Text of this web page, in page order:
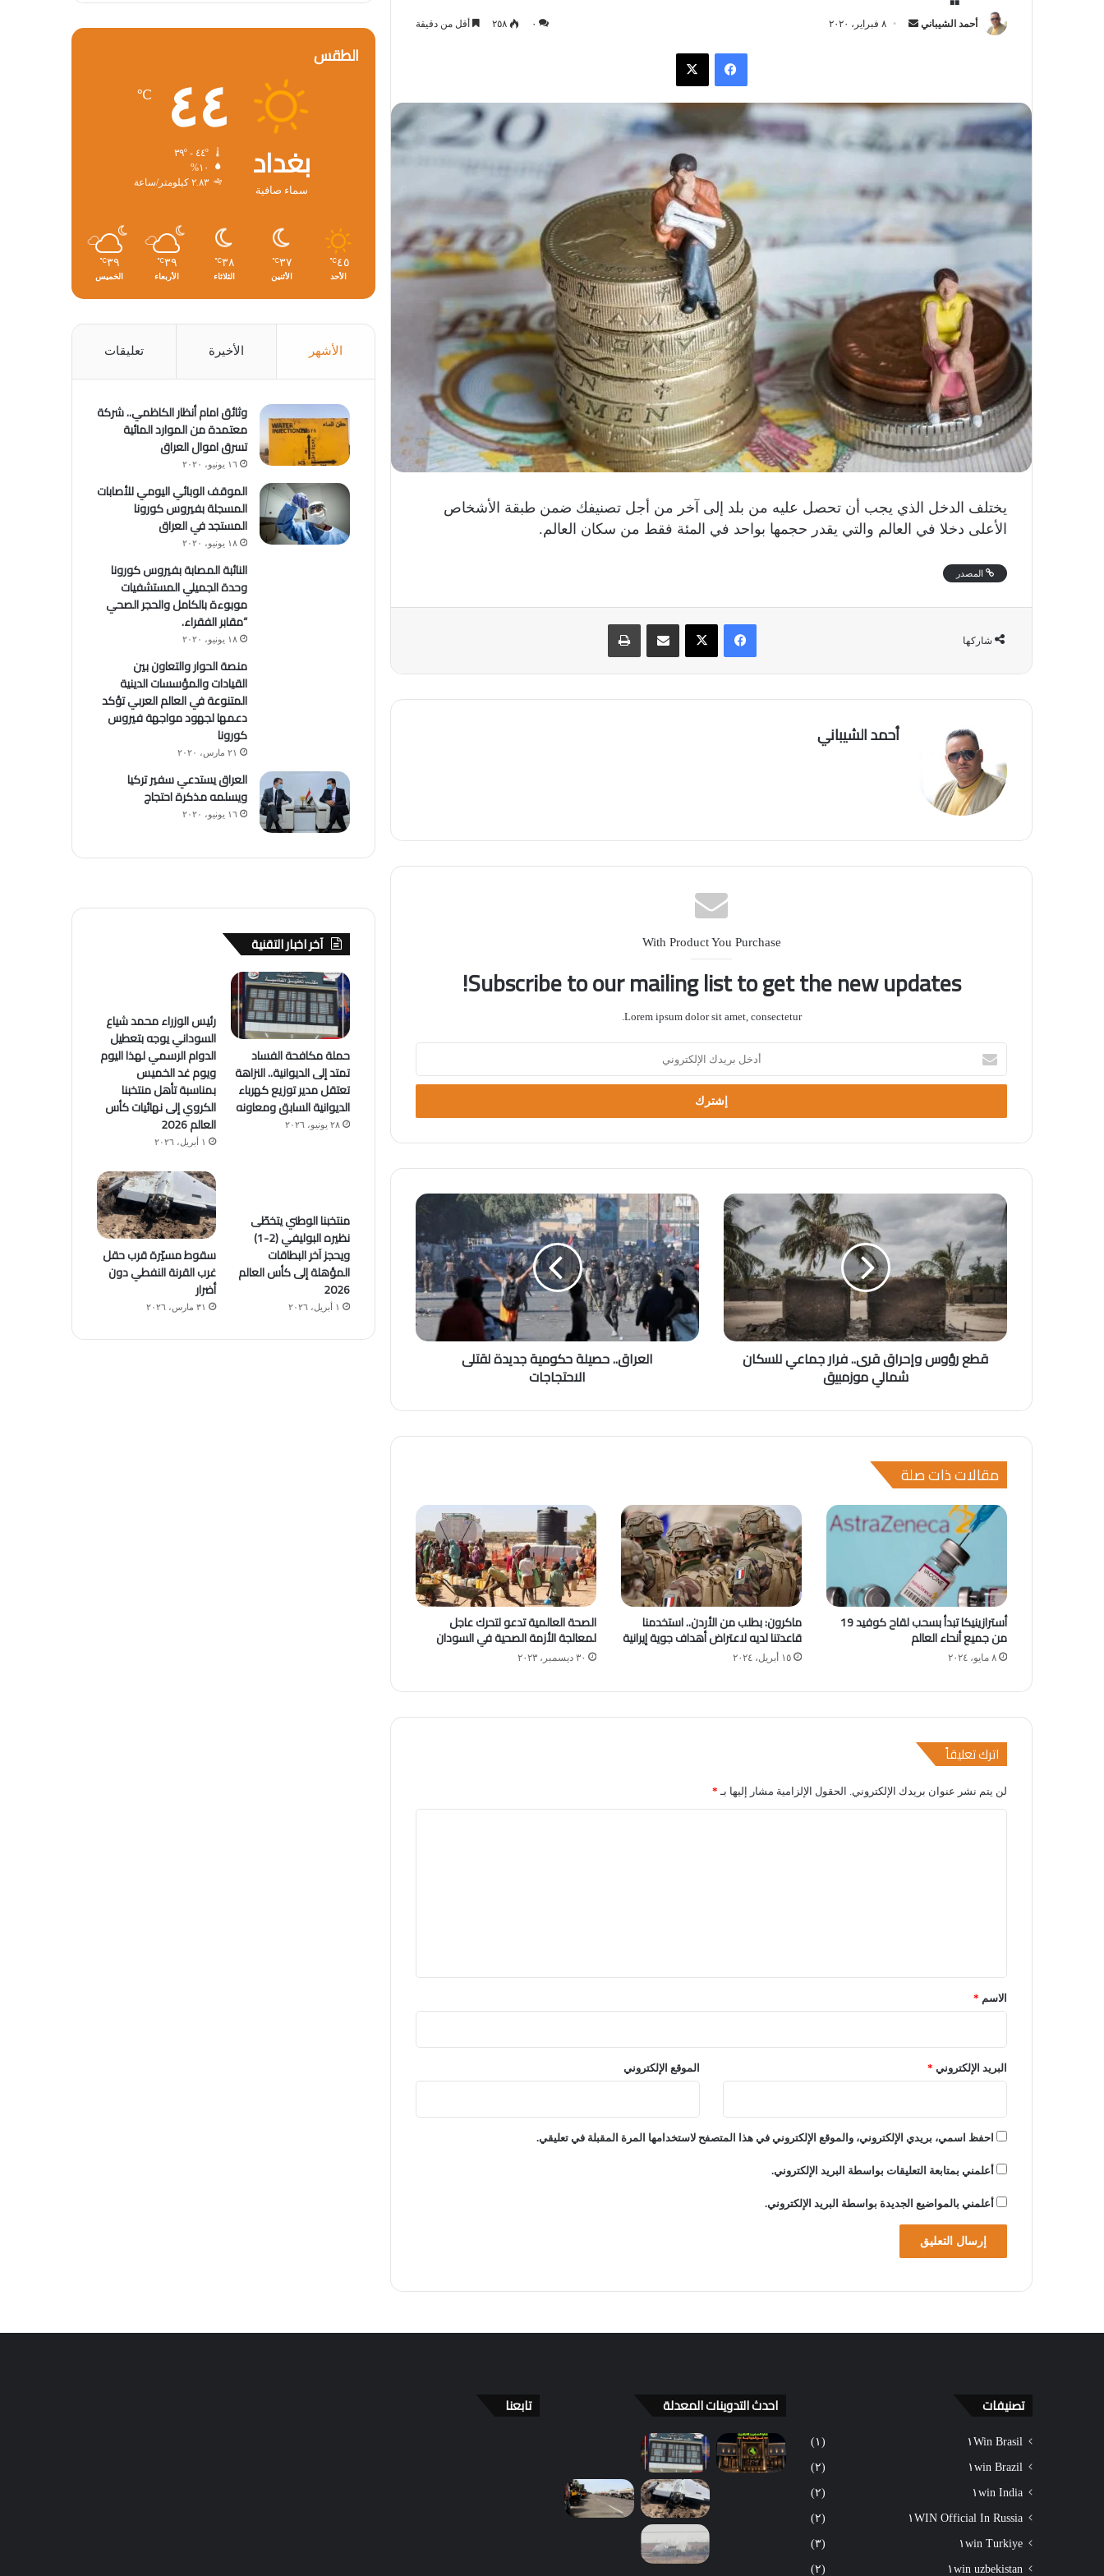
أحمد الشيباني
ب
ي
إ
ك
ا
٨ فبراير، ٢٠٢٠ ٠ ٢٥٨ أقل من دقيقة
فيسبوك
يختلف الدخل الذي يجب أن تحصل عليه من بلد إلى آخر من أجل تصنيفك ضمن طبقة الأشخاص
الأعلى دخلا في العالم والتي يقدر حجمها بواحد في المئة فقط من سكان العالم.
المصدر
شاركها
فيسبوك X
أحمد الشيباني
With Product You Purchase
Subscribe to our mailing list to get the new updates!
Lorem ipsum dolor sit amet, consectetur.
خ
ب
د
ا
ل
ل
ك
ت
ر
و
قطع رؤوس وإحراق قرى.. فرار جماعي للسكان
شمالي موزمبيق
العراق.. حصيلة حكومية جديدة لقتلى
الاحتجاجات
مقالات ذات صلة
أسترازينيكا تبدأ بسحب لقاح كوفيد 19
من جميع أنحاء العالم
٨ مايو، ٢٠٢٤
ماكرون: بطلب من الأردن.. استخدمنا
قاعدتنا لديه لاعتراض أهداف جوية إيرانية
١٥ أبريل، ٢٠٢٤
الصحة العالمية تدعو لتحرك عاجل
لمعالجة الأزمة الصحية في السودان
٣٠ ديسمبر، ٢٠٢٣
اترك تعليقاً
لن يتم نشر عنوان بريدك الإلكتروني. الحقول الإلزامية مشار إليها بـ *
*الاسم *
البريد الإلكتروني * الموقع الإلكتروني
احفظ اسمي، بريدي الإلكتروني، والموقع الإلكتروني في هذا المتصفح لاستخدامها المرة المقبلة في تعليقي.
أعلمني بمتابعة التعليقات بواسطة البريد الإلكتروني.
أعلمني بالمواضيع الجديدة بواسطة البريد الإلكتروني.
الطقس
بغداد
سماء صافية
٤٤ ℃
١٠%
٢.٨٣ كيلومتر/ساعة
٤٥℃
الأحد
٣٧℃
الأثنين
٣٨℃
الثلاثاء
٣٩℃
الأربعاء
٣٩℃
الخميس
الأشهر الأخيرة تعليقات
وثائق امام أنظار الكاظمي.. شركة
معتمدة من الموارد المائية
تسرق اموال العراق
١٦ يونيو، ٢٠٢٠
الموقف الوبائي اليومي للأصابات
المسجلة بفيروس كورونا
المستجد في العراق
١٨ يونيو، ٢٠٢٠
النائبة المصابة بفيروس كورونا
وحدة الجميلي المستشفيات
موبوءة بالكامل والحجر الصحي
“مقابر الفقراء.
١٨ يونيو، ٢٠٢٠
منصة الحوار والتعاون بين
القيادات والمؤسسات الدينية
المتنوعة في العالم العربي تؤكد
دعمها لجهود مواجهة فيروس
كورونا
٢١ مارس، ٢٠٢٠
العراق يستدعي سفير تركيا
ويسلمه مذكرة احتجاج
١٦ يونيو، ٢٠٢٠
آخر اخبار التقنية
حملة مكافحة الفساد
تمتد إلى الديوانية.. النزاهة
تعتقل مدير توزيع كهرباء
الديوانية السابق ومعاونه
٢٨ يونيو، ٢٠٢٦
رئيس الوزراء محمد شياع
السوداني يوجه بتعطيل
الدوام الرسمي لهذا اليوم
ويوم غد الخميس
بمناسبة تأهل منتخبنا
الكروي إلى نهائيات كأس
العالم 2026
١ أبريل، ٢٠٢٦
منتخبنا الوطني يتخطّى
نظيره البوليفي (2-1)
ويحجز آخر البطاقات
المؤهلة إلى كأس العالم
2026
١ أبريل، ٢٠٢٦
سقوط مسيّرة قرب حقل
غرب القرنة النفطي دون
أضرار
٣١ مارس، ٢٠٢٦
تصنيفات
١Win Brasil (١)
١win Brazil (٢)
١win India (٢)
١WIN Official In Russia (٢)
١win Turkiye (٣)
١win uzbekistan (٢)
احدث التدوينات المعدلة تابعنا